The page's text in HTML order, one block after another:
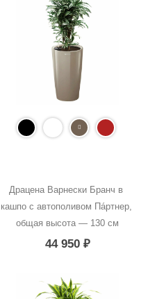
Драцена Варнески Бранч в
кашпо с автополивом Пáртнер,
общая высота — 130 см
44 950 ₽